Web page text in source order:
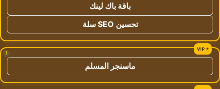
باقة باك لينك
تحسين SEO سلة
!
ماسنجر المسلم